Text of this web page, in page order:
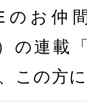
のお仲
の連載
この方